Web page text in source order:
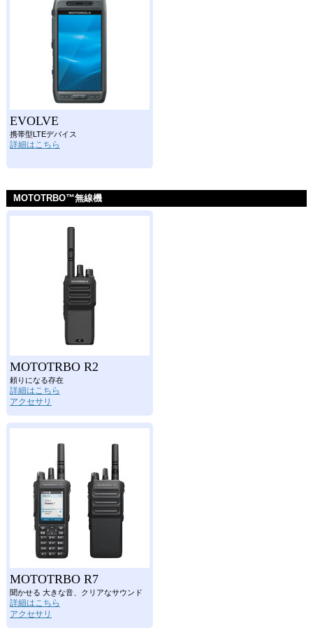
EVOLVE
携帯型LTEデバイス
詳細はこちら
MOTOTRBO™無線機
MOTOTRBO R2
頼りになる存在
詳細はこちら
アクセサリ
MOTOTRBO R7
聞かせる 大きな音、クリアなサウンド
詳細はこちら
アクセサリ